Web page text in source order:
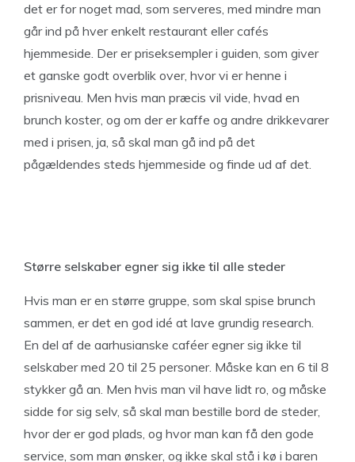
det er for noget mad, som serveres, med mindre man
går ind på hver enkelt restaurant eller cafés
hjemmeside. Der er priseksempler i guiden, som giver
et ganske godt overblik over, hvor vi er henne i
prisniveau. Men hvis man præcis vil vide, hvad en
brunch koster, og om der er kaffe og andre drikkevarer
med i prisen, ja, så skal man gå ind på det
pågældendes steds hjemmeside og finde ud af det.
Større selskaber egner sig ikke til alle steder
Hvis man er en større gruppe, som skal spise brunch
sammen, er det en god idé at lave grundig research.
En del af de aarhusianske caféer egner sig ikke til
selskaber med 20 til 25 personer. Måske kan en 6 til 8
stykker gå an. Men hvis man vil have lidt ro, og måske
sidde for sig selv, så skal man bestille bord de steder,
hvor der er god plads, og hvor man kan få den gode
service, som man ønsker, og ikke skal stå i kø i baren